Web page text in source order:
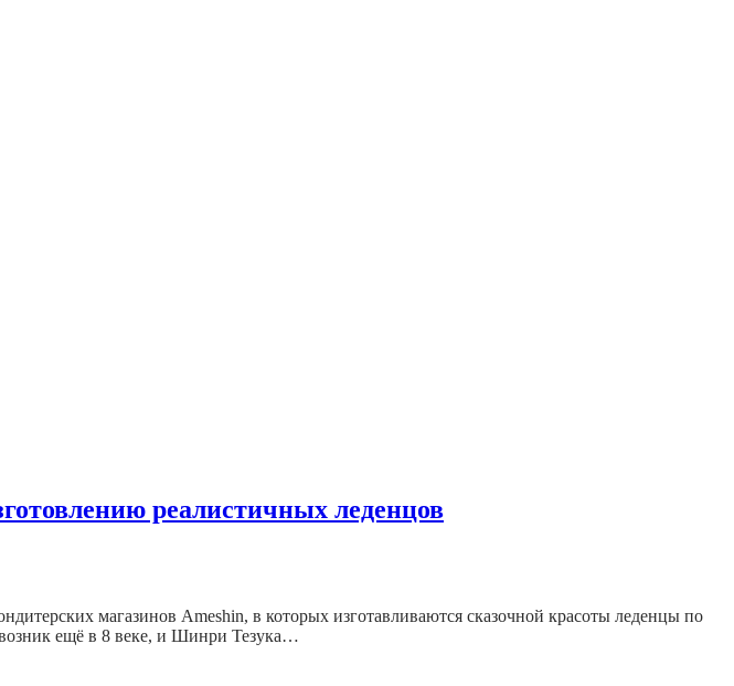
реалистичных леденцов
магазинов Ameshin, в которых изготавливаются сказочной красоты леденцы по
возник ещё в 8 веке, и Шинри Тезука…